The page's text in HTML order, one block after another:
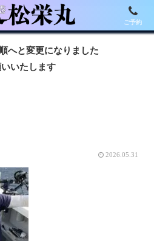
へと変更になりました
いたします
2026.05.31
ご予約